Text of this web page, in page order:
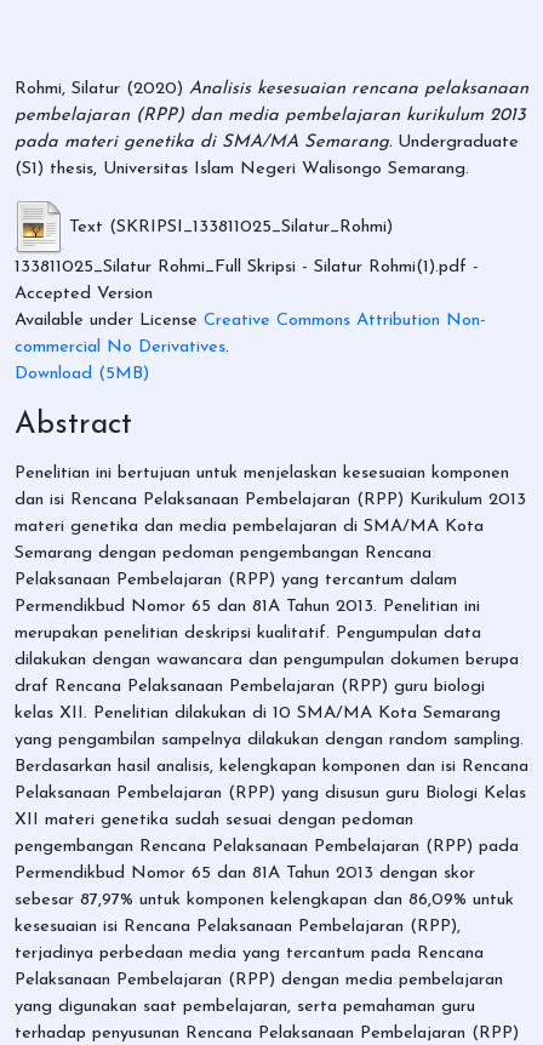
Rohmi, Silatur (2020) Analisis kesesuaian rencana pelaksanaan
pembelajaran (RPP) dan media pembelajaran kurikulum 2013
pada materi genetika di SMA/MA Semarang. Undergraduate
(S1) thesis, Universitas Islam Negeri Walisongo Semarang.
Text (SKRIPSI_133811025_Silatur_Rohmi)
133811025_Silatur Rohmi_Full Skripsi - Silatur Rohmi(1).pdf -
Accepted Version
Available under License Creative Commons Attribution Non-
commercial No Derivatives.
Download (5MB)
Abstract
Penelitian ini bertujuan untuk menjelaskan kesesuaian komponen
dan isi Rencana Pelaksanaan Pembelajaran (RPP) Kurikulum 2013
materi genetika dan media pembelajaran di SMA/MA Kota
Semarang dengan pedoman pengembangan Rencana
Pelaksanaan Pembelajaran (RPP) yang tercantum dalam
Permendikbud Nomor 65 dan 81A Tahun 2013. Penelitian ini
merupakan penelitian deskripsi kualitatif. Pengumpulan data
dilakukan dengan wawancara dan pengumpulan dokumen berupa
draf Rencana Pelaksanaan Pembelajaran (RPP) guru biologi
kelas XII. Penelitian dilakukan di 10 SMA/MA Kota Semarang
yang pengambilan sampelnya dilakukan dengan random sampling.
Berdasarkan hasil analisis, kelengkapan komponen dan isi Rencana
Pelaksanaan Pembelajaran (RPP) yang disusun guru Biologi Kelas
XII materi genetika sudah sesuai dengan pedoman
pengembangan Rencana Pelaksanaan Pembelajaran (RPP) pada
Permendikbud Nomor 65 dan 81A Tahun 2013 dengan skor
sebesar 87,97% untuk komponen kelengkapan dan 86,09% untuk
kesesuaian isi Rencana Pelaksanaan Pembelajaran (RPP),
terjadinya perbedaan media yang tercantum pada Rencana
Pelaksanaan Pembelajaran (RPP) dengan media pembelajaran
yang digunakan saat pembelajaran, serta pemahaman guru
terhadap penyusunan Rencana Pelaksanaan Pembelajaran (RPP)